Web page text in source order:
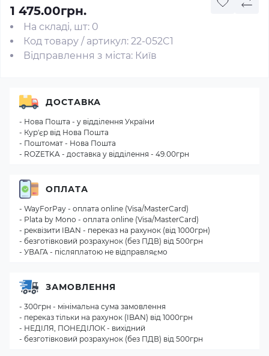
1 475.00грн.
На складі, шт: 0
Код товару / артикул: 22-052C1
Відправлення з міста: Київ
ДОСТАВКА
- Нова Пошта - у відділення України
- Кур'єр від Нова Пошта
- Поштомат - Нова Пошта
- ROZETKA - доставка у відділення - 49.00грн
ОПЛАТА
- WayForPay - оплата online (Visa/MasterCard)
- Plata by Mono - оплата online (Visa/MasterCard)
- реквізити IBAN - переказ на рахунок (від 1000грн)
- безготівковий розрахунок (без ПДВ) від 500грн
- УВАГА - післяплатою не відправляємо
ЗАМОВЛЕННЯ
- 300грн - мінімальна сума замовлення
- переказ тільки на рахунок (IBAN) від 1000грн
- НЕДІЛЯ, ПОНЕДІЛОК - вихідний
- безготівковий розрахунок (без ПДВ) від 500грн